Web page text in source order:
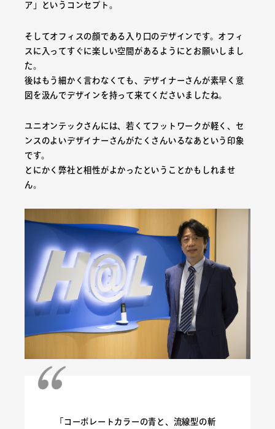
ア」というコンセプト。
そしてオフィスの顔である入り口のデザインです。オフィ
スに入ってすぐに楽しい空間があるようにとお願いしまし
た。
後はもう細かく言わなくても、デザイナーさんが素早く意
図を汲んでデザインを持って来てくださいましたね。
ユニオンテックさんには、若くてフットワークが軽く、セ
ンスのよいデザイナーさんがたくさんいるなあという印象
です。
とにかく弊社と相性がよかったということかもしれませ
ん。
「コーポレートカラーの青と、流線型の斬